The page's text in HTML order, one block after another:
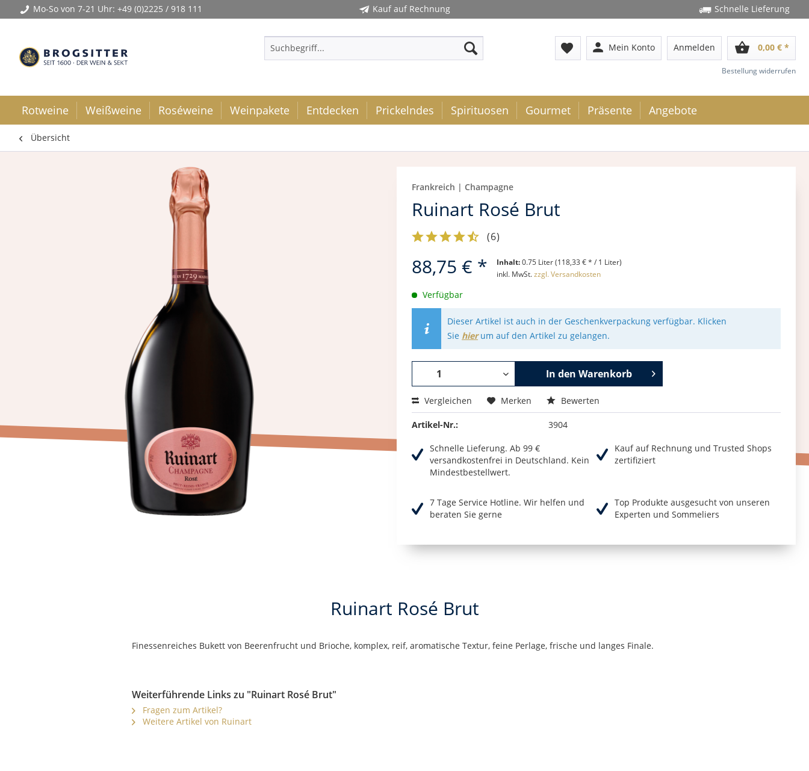
Mo-So von 7-21 Uhr: +49 (0)2225 / 918 111 Kauf auf Rechnung Schnelle Lieferung
favorite person Mein Konto Anmelden shopping_basket 0,00 € *
Bestellung widerrufen
Rotweine Weißweine Roséweine Weinpakete Entdecken Prickelndes Spirituosen Gourmet Präsente Angebote
Übersicht
Frankreich | Champagne
Ruinart Rosé Brut
(6)
88,75 € * Inhalt:0.75 Liter (118,33 € * / 1 Liter)
inkl. MwSt.zzgl. Versandkosten
Verfügbar
Dieser Artikel ist auch in der Geschenkverpackung verfügbar. Klicken
Sie hierum auf den Artikel zu gelangen.
In den Warenkorb
Vergleichen Merken Bewerten
Artikel-Nr.: 3904
Schnelle Lieferung. Ab 99 €
versandkostenfrei in Deutschland. Kein
Mindestbestellwert.
Kauf auf Rechnung und Trusted Shops
zertifiziert
7 Tage Service Hotline. Wir helfen und
beraten Sie gerne
Top Produkte ausgesucht von unseren
Experten und Sommeliers
Ruinart Rosé Brut
Finessenreiches Bukett von Beerenfrucht und Brioche, komplex, reif, aromatische Textur, feine Perlage, frische und langes Finale.
Weiterführende Links zu "Ruinart Rosé Brut"
Fragen zum Artikel?
Weitere Artikel von Ruinart